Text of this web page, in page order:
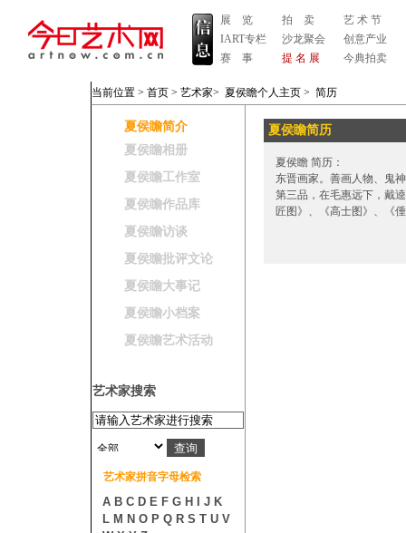
展 览
IART专栏
赛 事
拍 卖
沙龙聚会
提 名 展
艺 术 节
创意产业
今典拍卖
当前位置 > 首页 > 艺术家> 夏侯瞻个人主页 > 简历
夏侯瞻简介
夏侯瞻相册
夏侯瞻工作室
夏侯瞻作品库
夏侯瞻访谈
夏侯瞻批评文论
夏侯瞻大事记
夏侯瞻小档案
夏侯瞻艺术活动
艺术家搜索
艺术家拼音字母检索
A B C D E F G H J K
L M N O P Q R S T U V
夏侯瞻简历
夏侯瞻 简历：
东晋画家。善画人物、鬼
第三品，在毛惠远下，戴
匠图》、《高士图》、《